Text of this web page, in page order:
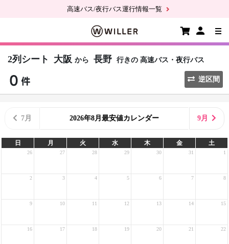
高速バス/夜行バス運行情報一覧
2列シート 大阪 から 長野 行きの 高速バス・夜行バス
逆区間
7月 2026年8月最安値カレンダー 9月
日 月 火 水 木 金 土
26 27 28 29 30 31 1
2 3 4 5 6 7 8
9 10 11 12 13 14 15
16 17 18 19 20 21 22